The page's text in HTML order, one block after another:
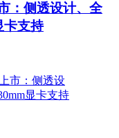
：侧透设计、全
卡支持